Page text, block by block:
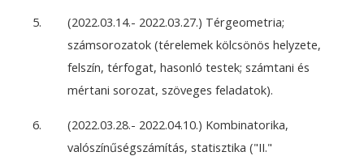
(2022.03.14.- 2022.03.27.) Térgeometria;
számsorozatok (térelemek kölcsönös helyzete,
felszín, térfogat, hasonló testek; számtani és
mértani sorozat, szöveges feladatok).
(2022.03.28.- 2022.04.10.) Kombinatorika,
valószínűségszámítás, statisztika ("II."